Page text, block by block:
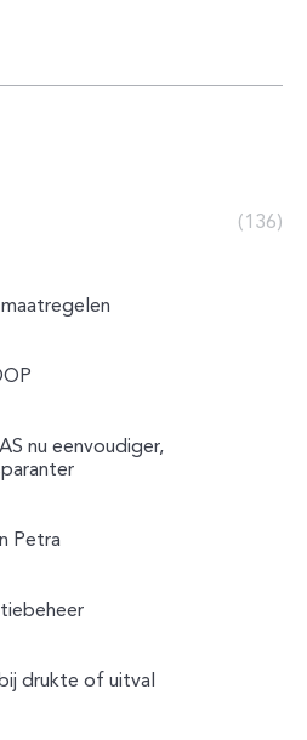
(136)
nu eenvoudiger,
Petra
drukte of uitval